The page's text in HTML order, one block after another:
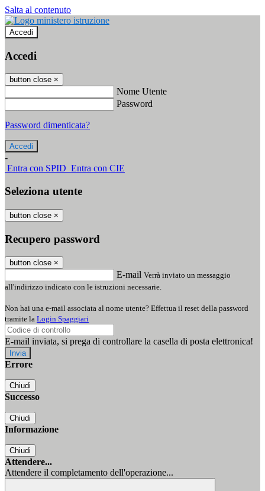
Salta al contenuto
Accedi
Accedi
button close ×
Nome Utente
Password
Password dimenticata?
-
Entra con SPID Entra con CIE
Seleziona utente
button close ×
Recupero password
button close ×
E-mail Verrà inviato un messaggio
all'indirizzo indicato con le istruzioni necessarie.
Non hai una e-mail associata al nome utente? Effettua il reset della password
tramite la Login Spaggiari
E-mail inviata, si prega di controllare la casella di posta elettronica!
Errore
Chiudi
Successo
Chiudi
Informazione
Chiudi
Attendere...
Attendere il completamento dell'operazione...